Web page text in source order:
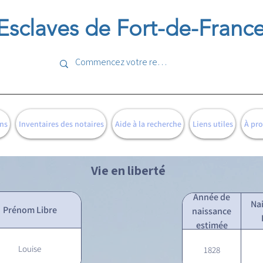
de Fort-de-
Inventaires des notaires Aide à la recherche Liens utiles À
Vie en liberté
Prénom Libre
Louise
Année de
naissance
estimée
1828